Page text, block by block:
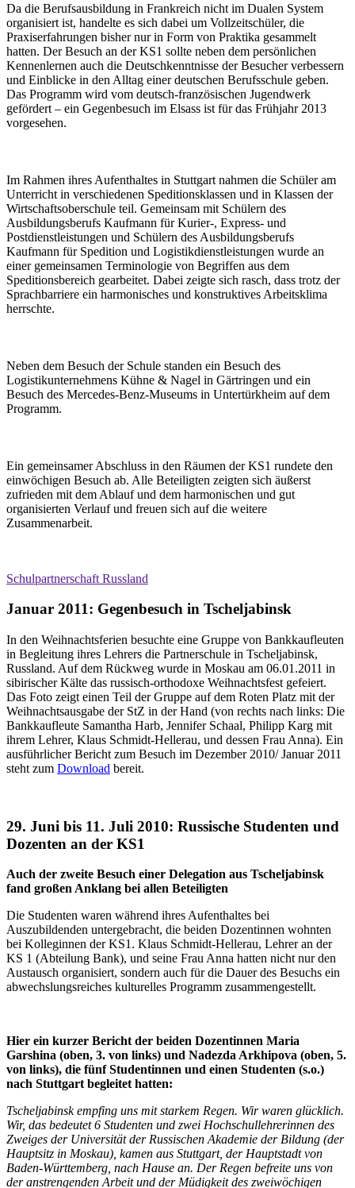
Da die Berufsausbildung in Frankreich nicht im Dualen System
organisiert ist, handelte es sich dabei um Vollzeitschüler, die
Praxiserfahrungen bisher nur in Form von Praktika gesammelt
hatten. Der Besuch an der KS1 sollte neben dem persönlichen
Kennenlernen auch die Deutschkenntnisse der Besucher verbessern
und Einblicke in den Alltag einer deutschen Berufsschule geben.
Das Programm wird vom deutsch-französischen Jugendwerk
gefördert – ein Gegenbesuch im Elsass ist für das Frühjahr 2013
vorgesehen.
Im Rahmen ihres Aufenthaltes in Stuttgart nahmen die Schüler am
Unterricht in verschiedenen Speditionsklassen und in Klassen der
Wirtschaftsoberschule teil. Gemeinsam mit Schülern des
Ausbildungsberufs Kaufmann für Kurier-, Express- und
Postdienstleistungen und Schülern des Ausbildungsberufs
Kaufmann für Spedition und Logistikdienstleistungen wurde an
einer gemeinsamen Terminologie von Begriffen aus dem
Speditionsbereich gearbeitet. Dabei zeigte sich rasch, dass trotz der
Sprachbarriere ein harmonisches und konstruktives Arbeitsklima
herrschte.
Neben dem Besuch der Schule standen ein Besuch des
Logistikunternehmens Kühne & Nagel in Gärtringen und ein
Besuch des Mercedes-Benz-Museums in Untertürkheim auf dem
Programm.
Ein gemeinsamer Abschluss in den Räumen der KS1 rundete den
einwöchigen Besuch ab. Alle Beteiligten zeigten sich äußerst
zufrieden mit dem Ablauf und dem harmonischen und gut
organisierten Verlauf und freuen sich auf die weitere
Zusammenarbeit.
Schulpartnerschaft Russland
Januar 2011: Gegenbesuch in Tscheljabinsk
In den Weihnachtsferien besuchte eine Gruppe von Bankkaufleuten
in Begleitung ihres Lehrers die Partnerschule in Tscheljabinsk,
Russland. Auf dem Rückweg wurde in Moskau am 06.01.2011 in
sibirischer Kälte das russisch-orthodoxe Weihnachtsfest gefeiert.
Das Foto zeigt einen Teil der Gruppe auf dem Roten Platz mit der
Weihnachtsausgabe der StZ in der Hand (von rechts nach links: Die
Bankkaufleute Samantha Harb, Jennifer Schaal, Philipp Karg mit
ihrem Lehrer, Klaus Schmidt-Hellerau, und dessen Frau Anna). Ein
ausführlicher Bericht zum Besuch im Dezember 2010/ Januar 2011
steht zum Download bereit.
29. Juni bis 11. Juli 2010: Russische Studenten und
Dozenten an der KS1
Auch der zweite Besuch einer Delegation aus Tscheljabinsk
fand großen Anklang bei allen Beteiligten
Die Studenten waren während ihres Aufenthaltes bei
Auszubildenden untergebracht, die beiden Dozentinnen wohnten
bei Kolleginnen der KS1. Klaus Schmidt-Hellerau, Lehrer an der
KS 1 (Abteilung Bank), und seine Frau Anna hatten nicht nur den
Austausch organisiert, sondern auch für die Dauer des Besuchs ein
abwechslungsreiches kulturelles Programm zusammengestellt.
Hier ein kurzer Bericht der beiden Dozentinnen Maria
Garshina (oben, 3. von links) und Nadezda Arkhipova (oben, 5.
von links), die fünf Studentinnen und einen Studenten (s.o.)
nach Stuttgart begleitet hatten:
Tscheljabinsk empfing uns mit starkem Regen. Wir waren glücklich.
Wir, das bedeutet 6 Studenten und zwei Hochschullehrerinnen des
Zweiges der Universität der Russischen Akademie der Bildung (der
Hauptsitz in Moskau), kamen aus Stuttgart, der Hauptstadt von
Baden-Württemberg, nach Hause an. Der Regen befreite uns von
der anstrengenden Arbeit und der Müdigkeit des zweiwöchigen